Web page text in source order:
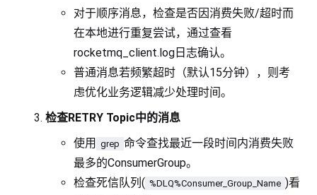
对于顺序消息，检查是否因消费失败/超时而
在本地进行重复尝试，通过查看
rocketmq_client.log日志确认。
普通消息若频繁超时（默认15分钟），则考
虑优化业务逻辑减少处理时间。
检查RETRY Topic中的消息
使用 grep 命令查找最近一段时间内消费失败
最多的ConsumerGroup。
检查死信队列( %DLQ%Consumer_Group_Name )看